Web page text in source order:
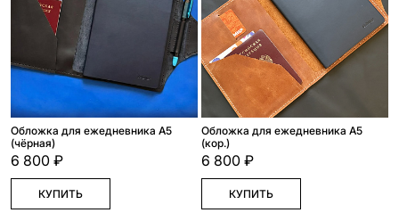
Обложка для ежедневника А5
(чёрная)
6 800 ₽
КУПИТЬ
Обложка для ежедневника А5
(кор.)
6 800 ₽
КУПИТЬ